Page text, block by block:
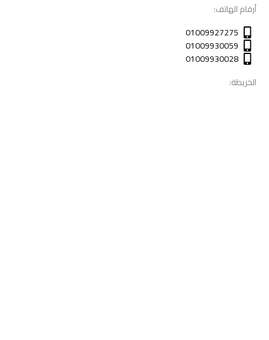
أرقام الهاتف:
01009927275
01009930059
01009930028
الخريطة: